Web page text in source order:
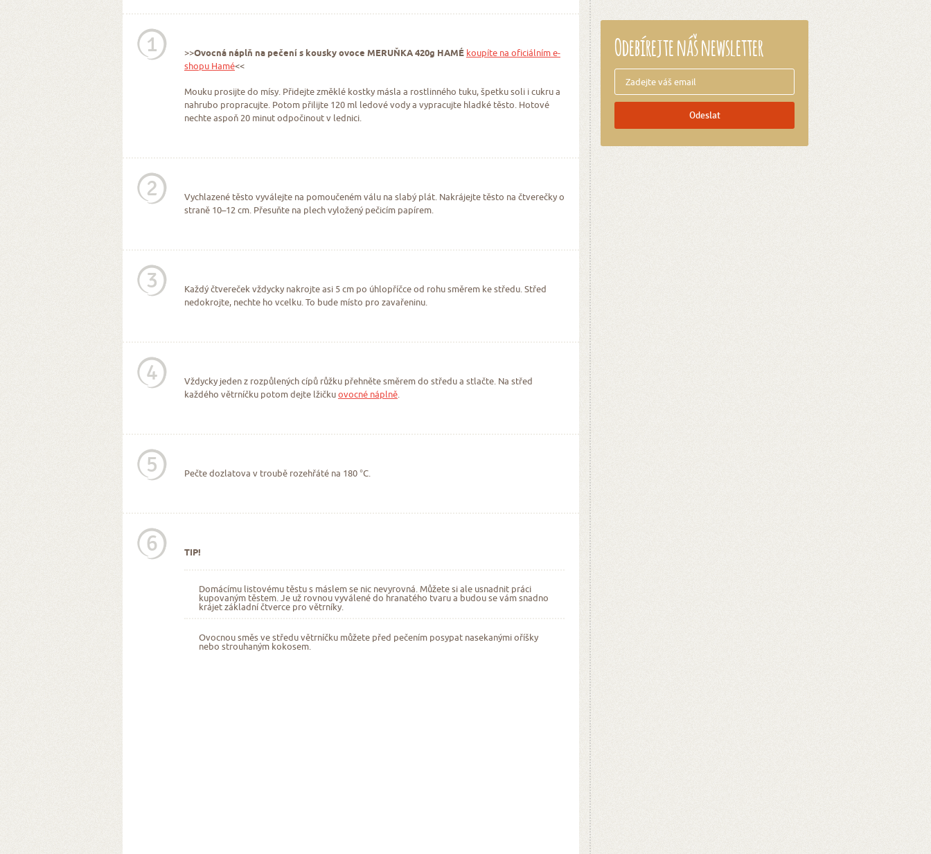
Odebírejte náš newsletter
1 >>Ovocná náplň na pečení s kousky ovoce MERUŇKA 420g HAMÉ koupíte na oficiálním e-
shopu Hamé<<
Mouku prosijte do mísy. Přidejte změklé kostky másla a rostlinného tuku, špetku soli i cukru a
nahrubo propracujte. Potom přilijte 120 ml ledové vody a vypracujte hladké těsto. Hotové
nechte aspoň 20 minut odpočinout v lednici.
2
Vychlazené těsto vyválejte na pomoučeném válu na slabý plát. Nakrájejte těsto na čtverečky o
straně 10–12 cm. Přesuňte na plech vyložený pečicím papírem.
3
Každý čtvereček vždycky nakrojte asi 5 cm po úhlopříčce od rohu směrem ke středu. Střed
nedokrojte, nechte ho vcelku. To bude místo pro zavařeninu.
4
Vždycky jeden z rozpůlených cípů růžku přehněte směrem do středu a stlačte. Na střed
každého větrníčku potom dejte lžičkuovocné náplně
5 Pečte dozlatova v troubě rozehřáté na 180 °C.
6 TIP!
Domácímu listovému těstu s máslem se nic nevyrovná. Můžete si ale usnadnit práci
kupovaným těstem. Je už rovnou vyválené do hranatého tvaru a budou se vám snadno
krájet základní čtverce pro větrníky.
Ovocnou směs ve středu větrníčku můžete před pečením posypat nasekanými oříšky
nebo strouhaným kokosem.